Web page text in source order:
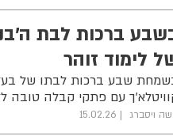
ברכות לבת
לימוד זוהר
שבע ברכות לבתו של
עם פתקי קבלה טובה
ויסברג 15.02.26